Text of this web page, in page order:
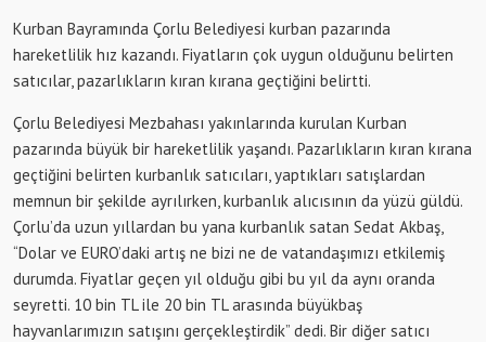
Kurban Bayramında Çorlu Belediyesi kurban pazarında
hareketlilik hız kazandı. Fiyatların çok uygun olduğunu belirten
satıcılar, pazarlıkların kıran kırana geçtiğini belirtti.
Çorlu Belediyesi Mezbahası yakınlarında kurulan Kurban
pazarında büyük bir hareketlilik yaşandı. Pazarlıkların kıran kırana
geçtiğini belirten kurbanlık satıcıları, yaptıkları satışlardan
memnun bir şekilde ayrılırken, kurbanlık alıcısının da yüzü güldü.
Çorlu’da uzun yıllardan bu yana kurbanlık satan Sedat Akbaş,
“Dolar ve EURO’daki artış ne bizi ne de vatandaşımızı etkilemiş
durumda. Fiyatlar geçen yıl olduğu gibi bu yıl da aynı oranda
seyretti. 10 bin TL ile 20 bin TL arasında büyükbaş
hayvanlarımızın satışını gerçekleştirdik” dedi. Bir diğer satıcı